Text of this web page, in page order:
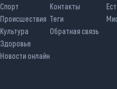
Спорт
Происшествия
Культура
Здоровье
Новости онлайн
Контакты
Теги
Обратная связь